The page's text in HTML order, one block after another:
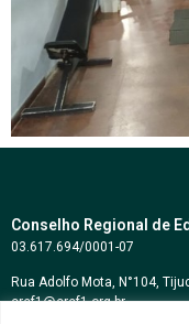
Conselho Regional de
03.617.694/0001-07
Rua Adolfo Mota, N°104,
cref1@cref1.org.br